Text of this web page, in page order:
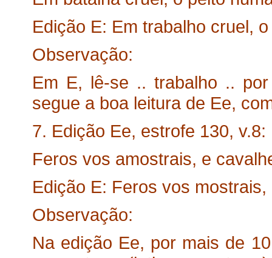
Edição E: Em trabalho cruel,
Observação:
Em E, lê-se .. trabalho ..
segue a boa leitura de Ee,
7. Edição Ee, estrofe 130, v.8:
Feros vos amostrais, e
Edição E: Feros vos
Observação:
Na edição Ee, por mais de